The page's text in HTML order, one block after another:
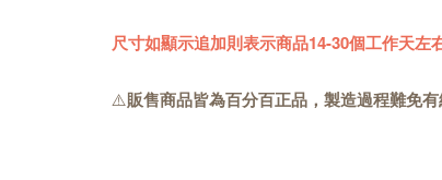
尺寸如顯示追加則表示商品14-30個工作天左
⚠️販售商品皆為百分百正品，製造過程難免